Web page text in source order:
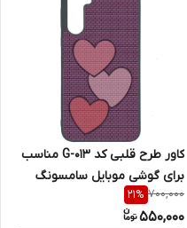
کاور طرح قلبی کد G-013 مناسب
برای گوشی موبایل سامسونگ
Galaxy A36
700,000
21%
550,000